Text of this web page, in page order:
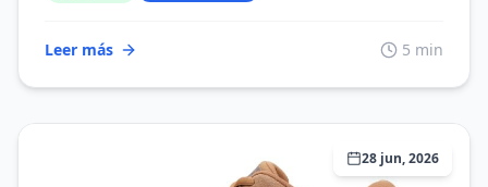
Leer más 5 min
28 jun, 2026